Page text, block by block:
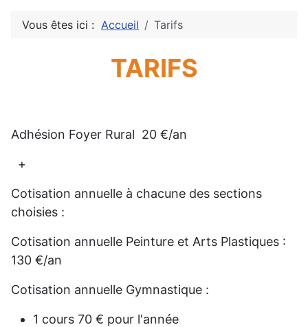
Vous êtes ici : Accueil Tarifs
TARIFS
Adhésion Foyer Rural 20 €/an
+
Cotisation annuelle à chacune des sections
choisies :
Cotisation annuelle Peinture et Arts Plastiques :
130 €/an
Cotisation annuelle Gymnastique :
1 cours 70 € pour l'année